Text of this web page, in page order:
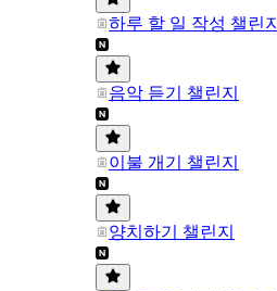
하루 할 일 작성 챌린지
음악 듣기 챌린지
이불 개기 챌린지
양치하기 챌린지